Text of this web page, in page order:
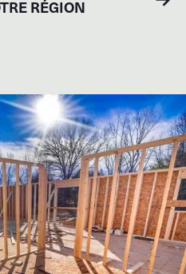
RÉGION